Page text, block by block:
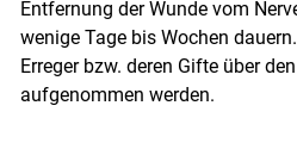
Entfernung der Wunde vom
wenige Tage bis Wochen
Erreger bzw. deren Gifte über
aufgenommen werden.